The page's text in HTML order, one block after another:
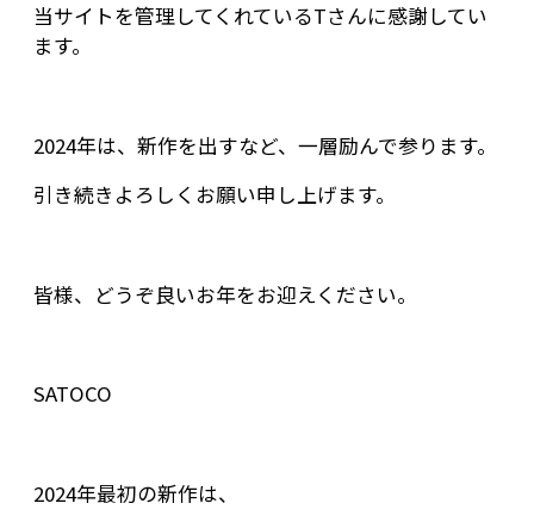
当サイトを管理してくれているTさんに感謝してい
ます。
2024年は、新作を出すなど、一層励んで参ります。
引き続きよろしくお願い申し上げます。
皆様、どうぞ良いお年をお迎えください。
SATOCO
2024年最初の新作は、